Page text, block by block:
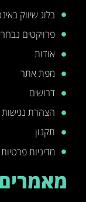
בלוג שיווק
פרויקטים
אודות
מפת אתר
דרושים
הצהרת נגישות
תקנון
מדיניות פרטיות